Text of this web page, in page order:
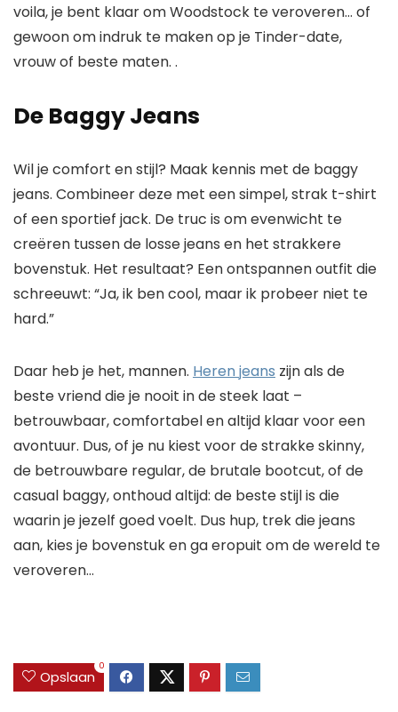
voila, je bent klaar om Woodstock te veroveren… of
gewoon om indruk te maken op je Tinder-date,
vrouw of beste maten. .
De Baggy Jeans
Wil je comfort en stijl? Maak kennis met de baggy
jeans. Combineer deze met een simpel, strak t-shirt
of een sportief jack. De truc is om evenwicht te
creëren tussen de losse jeans en het strakkere
bovenstuk. Het resultaat? Een ontspannen outfit die
schreeuwt: “Ja, ik ben cool, maar ik probeer niet te
hard.”
Daar heb je het, mannen. Heren jeans zijn als de
beste vriend die je nooit in de steek laat –
betrouwbaar, comfortabel en altijd klaar voor een
avontuur. Dus, of je nu kiest voor de strakke skinny,
de betrouwbare regular, de brutale bootcut, of de
casual baggy, onthoud altijd: de beste stijl is die
waarin je jezelf goed voelt. Dus hup, trek die jeans
aan, kies je bovenstuk en ga eropuit om de wereld te
veroveren…
Opslaan
0